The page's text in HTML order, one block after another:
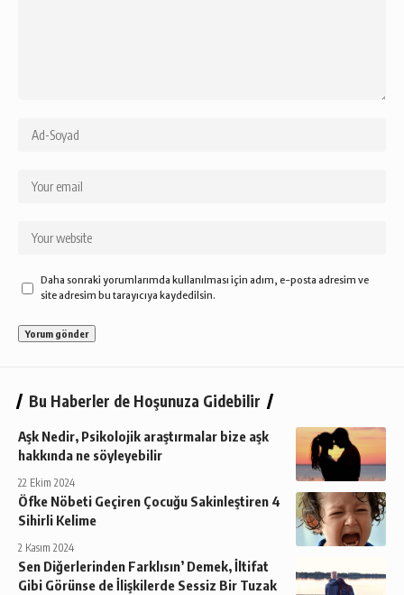
Daha sonraki yorumlarımda kullanılması için adım, e-posta adresim ve
site adresim bu tarayıcıya kaydedilsin.
Bu Haberler de Hoşunuza Gidebilir
Aşk Nedir, Psikolojik araştırmalar bize aşk
hakkında ne söyleyebilir
22 Ekim 2024
Öfke Nöbeti Geçiren Çocuğu Sakinleştiren 4
Sihirli Kelime
2 Kasım 2024
Sen Diğerlerinden Farklısın’ Demek, İltifat
Gibi Görünse de İlişkilerde Sessiz Bir Tuzak